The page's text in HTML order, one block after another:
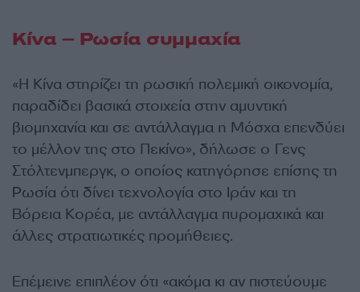
Κίνα – Ρωσία συμμαχία
«Η Κίνα στηρίζει τη ρωσική πολεμική οικονομία,
παραδίδει βασικά στοιχεία στην αμυντική
βιομηχανία και σε αντάλλαγμα η Μόσχα επενδύει
το μέλλον της στο Πεκίνο», δήλωσε ο Γενς
Στόλτενμπεργκ, ο οποίος κατηγόρησε επίσης τη
Ρωσία ότι δίνει τεχνολογία στο Ιράν και τη
Βόρεια Κορέα, με αντάλλαγμα πυρομαχικά και
άλλες στρατιωτικές προμήθειες.
Επέμεινε επιπλέον ότι «ακόμα κι αν πιστεύουμε